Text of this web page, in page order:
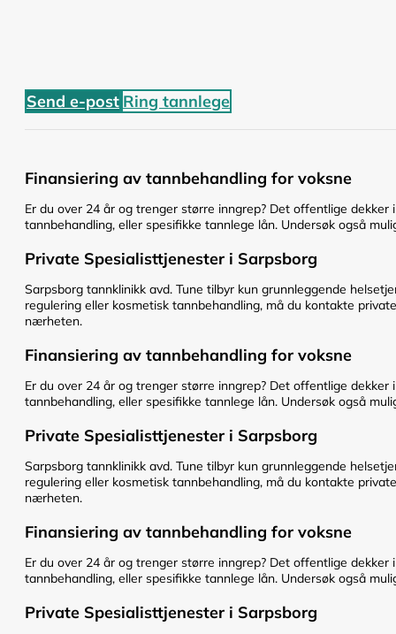
Send e-post Ring tannlege
Finansiering av tannbehandling for voksne
Er du over 24 år og trenger større inngrep? Det offentlige
tannbehandling, eller spesifikke tannlege lån. Undersøk også
Private Spesialisttjenester i Sarpsborg
Sarpsborg tannklinikk avd. Tune tilbyr kun grunnleggende
regulering eller kosmetisk tannbehandling, må du kontakte
nærheten.
Finansiering av tannbehandling for voksne
Er du over 24 år og trenger større inngrep? Det offentlige
tannbehandling, eller spesifikke tannlege lån. Undersøk også
Private Spesialisttjenester i Sarpsborg
Sarpsborg tannklinikk avd. Tune tilbyr kun grunnleggende
regulering eller kosmetisk tannbehandling, må du kontakte
nærheten.
Finansiering av tannbehandling for voksne
Er du over 24 år og trenger større inngrep? Det offentlige
tannbehandling, eller spesifikke tannlege lån. Undersøk også
Private Spesialisttjenester i Sarpsborg